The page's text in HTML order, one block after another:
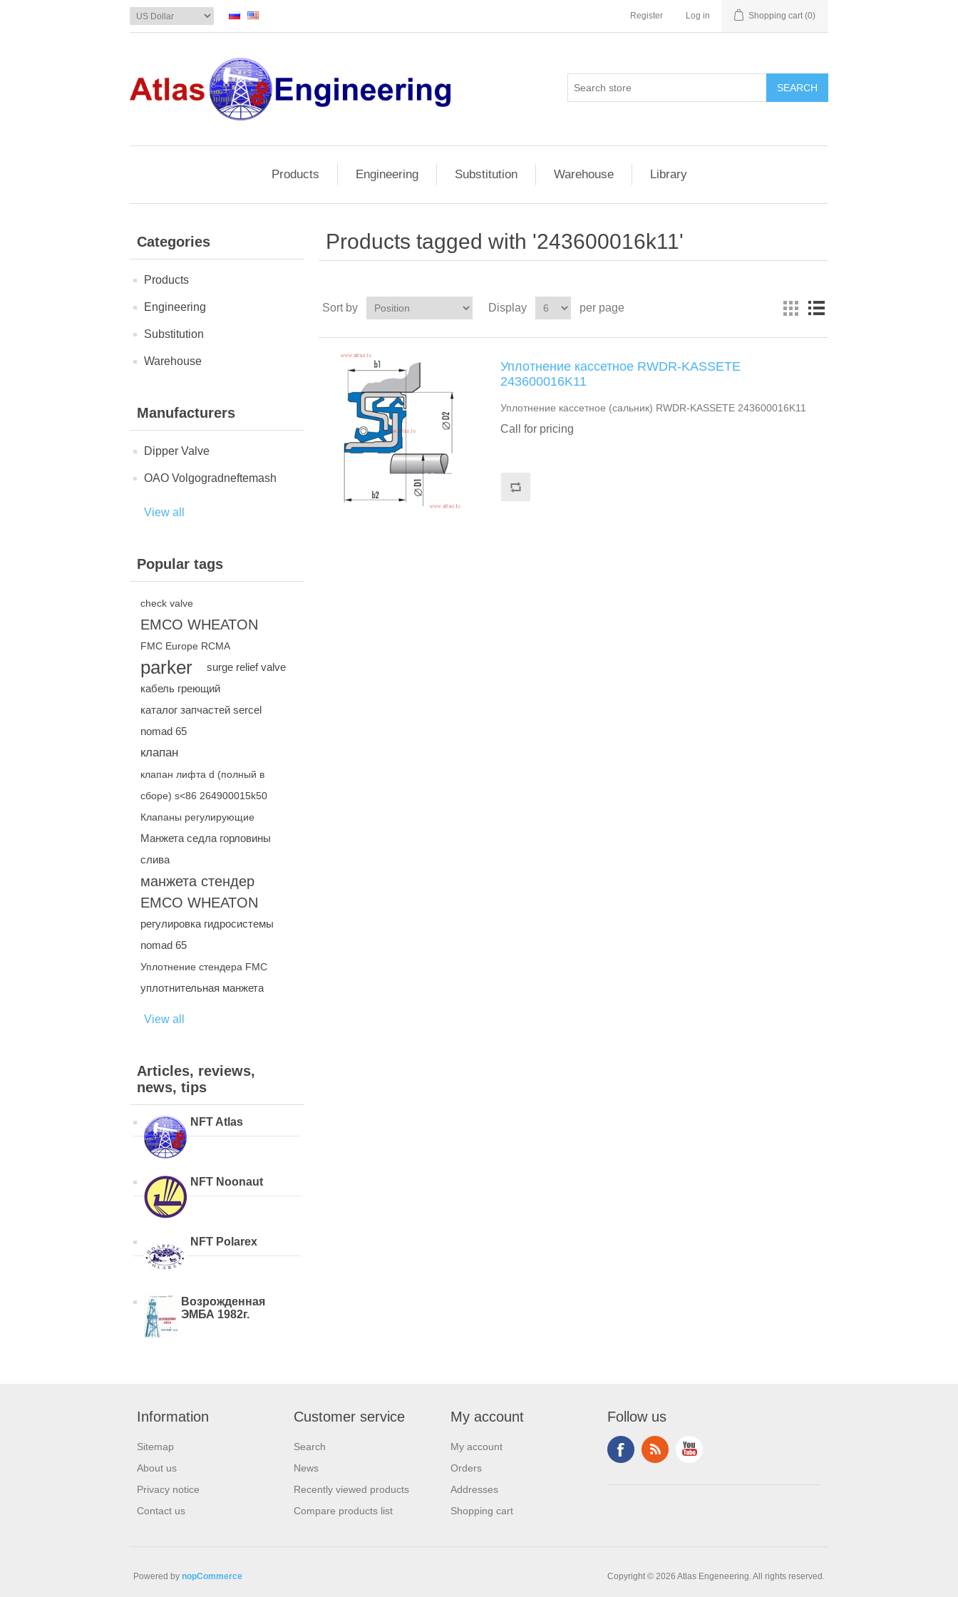
Register Log in Shopping cart (0)
Products Engineering Substitution Warehouse Library
Categories
Products
Engineering
Substitution
Warehouse
Manufacturers
Dipper Valve
OAO Volgogradneftemash
View all
Popular tags
check valve
EMCO WHEATON
FMC Europe RCMA
parker
surge relief valve
кабель греющий
каталог запчастей sercel
nomad 65
клапан
клапан лифта d (полный в
сборе) s<86 264900015k50
Клапаны регулирующие
Манжета седла горловины
слива
манжета стендер
EMCO WHEATON
регулировка гидросистемы
nomad 65
Уплотнение стендера FMC
уплотнительная манжета
View all
Articles, reviews,
news, tips
NFT Atlas
NFT Noonaut
NFT Polarex
Возрожденная
ЭМБА 1982г.
Products tagged with '243600016k11'
Sort by Display per page
Уплотнение кассетное RWDR-KASSETE
243600016K11
Уплотнение кассетное (сальник) RWDR-KASSETE 243600016K11
Call for pricing
Information
Sitemap
About us
Privacy notice
Contact us
Customer service
Search
News
Recently viewed products
Compare products list
My account
My account
Orders
Addresses
Shopping cart
Follow us
Copyright © 2026 Atlas Engeneering. All rights reserved.
Powered by nopCommerce